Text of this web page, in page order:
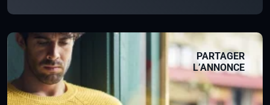
PARTAGER
L’ANNONCE